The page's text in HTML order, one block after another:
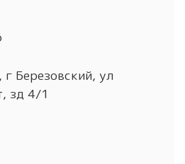
Березовский, ул
зд 4/1